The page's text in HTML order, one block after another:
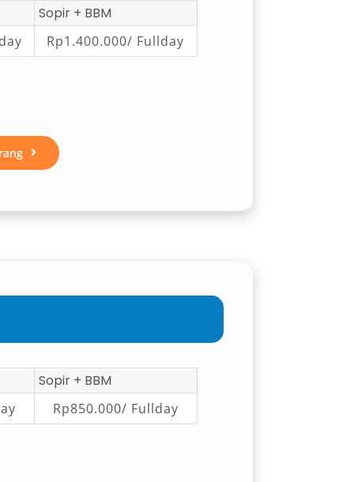
Sopir + BBM
Rp1.400.000/ Fullday
Sopir + BBM
Rp850.000/ Fullday